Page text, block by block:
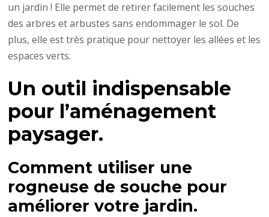
un jardin ! Elle permet de retirer facilement les souches
des arbres et arbustes sans endommager le sol. De
plus, elle est très pratique pour nettoyer les allées et les
espaces verts.
Un outil indispensable
pour l’aménagement
paysager.
Comment utiliser une
rogneuse de souche pour
améliorer votre jardin.